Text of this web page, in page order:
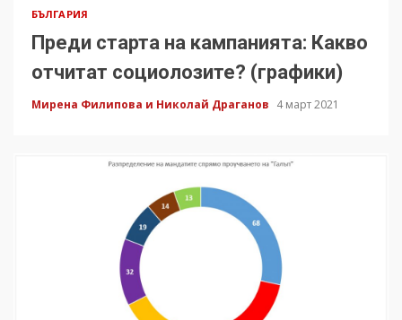
БЪЛГАРИЯ
Преди старта на кампанията: Какво
отчитат социолозите? (графики)
Мирена Филипова и Николай Драганов 4 март 2021